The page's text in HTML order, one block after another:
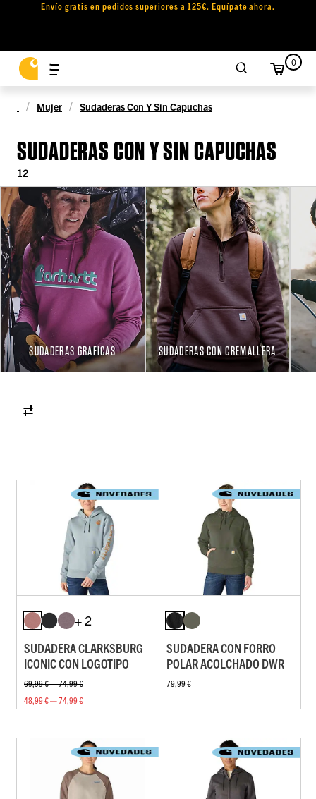
Envío gratis en pedidos superiores a 125€. Equípate ahora.
0
Mujer Sudaderas Con Y Sin Capuchas
SUDADERAS CON Y SIN CAPUCHAS
12
SUDADERAS GRAFICAS SUDADERAS CON CREMALLERA
+ 2
SUDADERA CLARKSBURG
ICONIC CON LOGOTIPO
69,99 € — 74,99 €
48,99 € — 74,99 €
SUDADERA CON FORRO
POLAR ACOLCHADO DWR
79,99 €